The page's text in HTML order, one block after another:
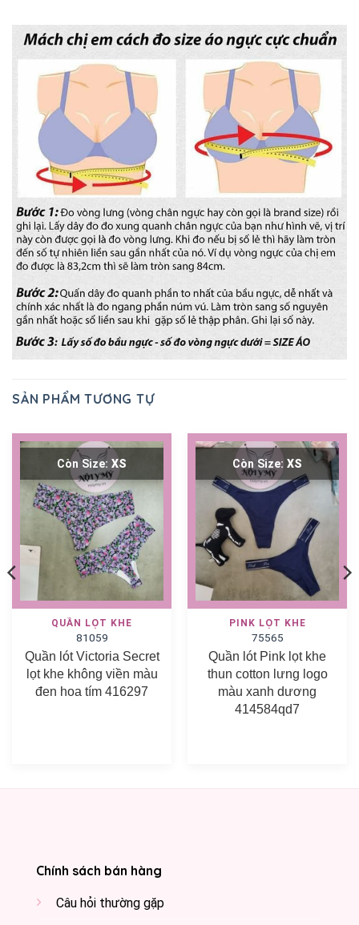
SẢN PHẨM TƯƠNG TỰ
Còn Size: XS
QUẦN LỌT KHE
81059
Quần lót Victoria Secret
lọt khe không viền màu
đen hoa tím 416297
Còn Size: XS
PINK LỌT KHE
75565
Quần lót Pink lọt khe
thun cotton lưng logo
màu xanh dương
414584qd7
Chính sách bán hàng
Câu hỏi thường gặp